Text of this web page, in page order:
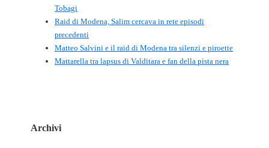
Tobagi
Raid di Modena, Salim cercava in rete episodi
precedenti
Matteo Salvini e il raid di Modena tra silenzi e piroette
Mattarella tra lapsus di Valditara e fan della pista nera
Archivi